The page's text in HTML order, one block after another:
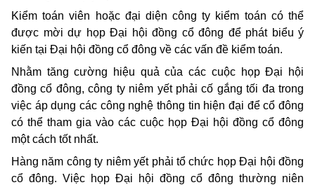
Kiểm toán viên hoặc đại diện công ty kiểm toán có thể
được mời dự họp Đại hội đồng cổ đông để phát biểu ý
kiến tại Đại hội đồng cổ đông về các vấn đề kiểm toán.
Nhằm tăng cường hiệu quả của các cuộc họp Đại hội
đồng cổ đông, công ty niêm yết phải cố gắng tối đa trong
việc áp dụng các công nghệ thông tin hiện đại để cổ đông
có thể tham gia vào các cuộc họp Đại hội đồng cổ đông
một cách tốt nhất.
Hàng năm công ty niêm yết phải tổ chức họp Đại hội đồng
cổ đông. Việc họp Đại hội đồng cổ đông thường niên